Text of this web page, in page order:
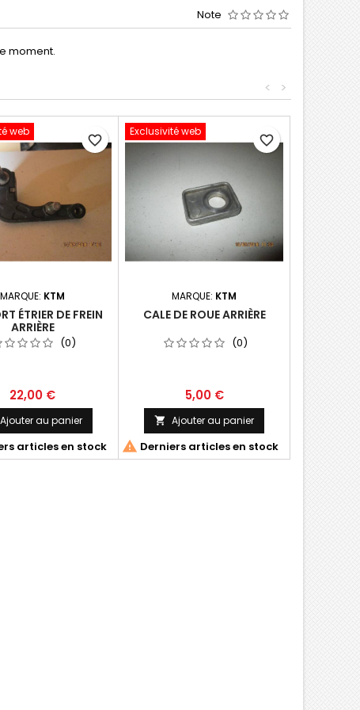
Note
moment.
>
<
web
MARQUE: KTM
ÉTRIER DE FREIN
ARRIÈRE
(0)
22,00 €
Ajouter au panier
articles en stock
favorite_border
Exclusivité web
MARQUE: KTM
CALE DE ROUE ARRIÈRE
(0)
5,00 €
 Ajouter au panier
 Derniers articles en stock
favorite_border